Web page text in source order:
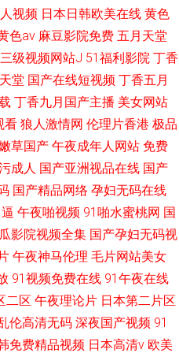
视频 日本日韩欧美在线 黄色
色av 麻豆影院免费 五月天堂
三级视频网站J 51福利影院 丁香
堂 国产在线短视频 丁香五月
丁香九月国产主播 美女网站
看 狼人激情网 伦理片香港 极品
草国产 午夜成年人网站 免费
成人 国产亚洲视品在线 国产
国产精品网络 孕妇无码在线
午夜啪视频 91啪水蜜桃网 国
影院视频全集 国产孕妇无码视
午夜神马伦理 毛片网站美女
91视频免费在线 91午夜在线
二区 午夜理论片 日本第二片区
伦高清无码 深夜国产视频 91
免费精品视频 日本高清v 欧美